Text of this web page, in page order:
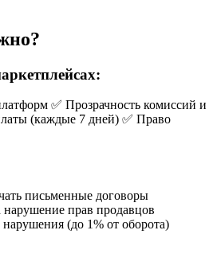
✅ Прозрачность комиссий и
(каждые 7 дней) ✅ Право
письменные договоры
нарушение прав продавцов
(до 1% от оборота)